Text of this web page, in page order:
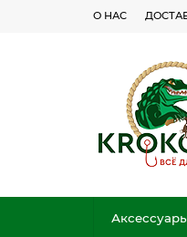
О НАС